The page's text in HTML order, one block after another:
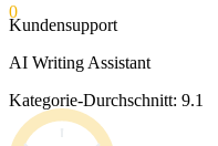
0
Kundensupport
AI Writing Assistant
Kategorie-Durchschnitt: 9.1